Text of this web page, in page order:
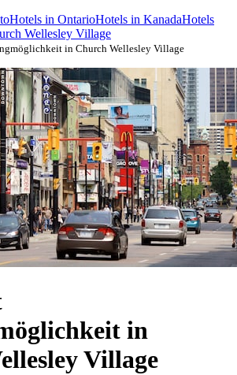
Hotels in OntarioHotels in KanadaHotels
Wellesley Village
in Church Wellesley Village
in
Village